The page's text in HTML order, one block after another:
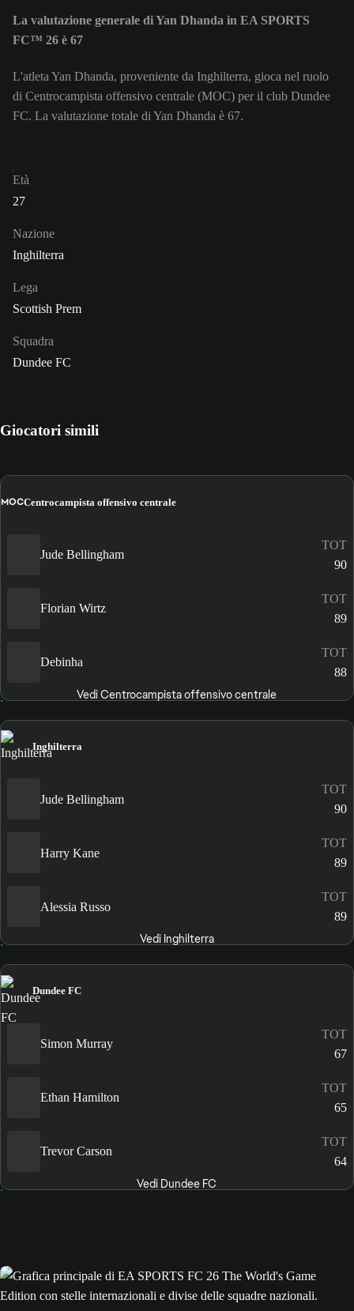
La valutazione generale di Yan Dhanda in EA SPORTS
FC™ 26 è 67
L'atleta Yan Dhanda, proveniente da Inghilterra, gioca nel ruolo
di Centrocampista offensivo centrale (MOC) per il club Dundee
FC. La valutazione totale di Yan Dhanda è 67.
Età
27
Nazione
Inghilterra
Lega
Scottish Prem
Squadra
Dundee FC
Giocatori simili
MOCCentrocampista offensivo centrale
Jude Bellingham
TOT
90
Florian Wirtz
TOT
89
Debinha
TOT
88
Vedi Centrocampista offensivo centrale
Inghilterra
Jude Bellingham
TOT
90
Harry Kane
TOT
89
Alessia Russo
TOT
89
Vedi Inghilterra
Dundee FC
Simon Murray
TOT
67
Ethan Hamilton
TOT
65
Trevor Carson
TOT
64
Vedi Dundee FC